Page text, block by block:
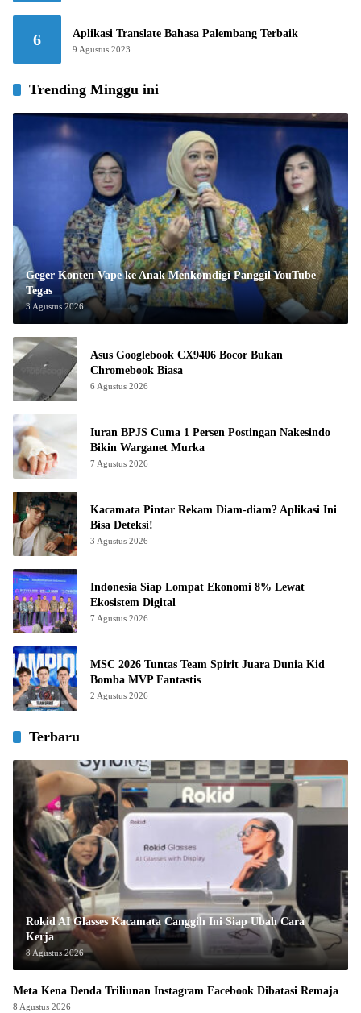
6 Aplikasi Translate Bahasa Palembang Terbaik
9 Agustus 2023
Trending Minggu ini
Geger Konten Vape ke Anak Menkomdigi Panggil YouTube
Tegas
3 Agustus 2026
Asus Googlebook CX9406 Bocor Bukan
Chromebook Biasa
6 Agustus 2026
Iuran BPJS Cuma 1 Persen Postingan Nakesindo
Bikin Warganet Murka
7 Agustus 2026
Kacamata Pintar Rekam Diam-diam? Aplikasi Ini
Bisa Deteksi!
3 Agustus 2026
Indonesia Siap Lompat Ekonomi 8% Lewat
Ekosistem Digital
7 Agustus 2026
MSC 2026 Tuntas Team Spirit Juara Dunia Kid
Bomba MVP Fantastis
2 Agustus 2026
Terbaru
Rokid AI Glasses Kacamata Canggih Ini Siap Ubah Cara
Kerja
8 Agustus 2026
Meta Kena Denda Triliunan Instagram Facebook Dibatasi Remaja
8 Agustus 2026